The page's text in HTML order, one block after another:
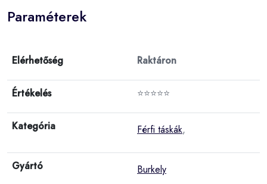
Paraméterek
Elérhetőség Raktáron
Értékelés ⭐⭐⭐⭐⭐
Kategória Férfi táskák,
Gyártó Burkely